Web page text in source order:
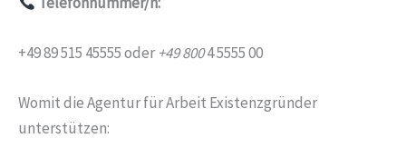
+49 89 515 45555 oder+49 8004 5555 00
Womit die Agentur für Arbeit Existenzgründer
unterstützen: